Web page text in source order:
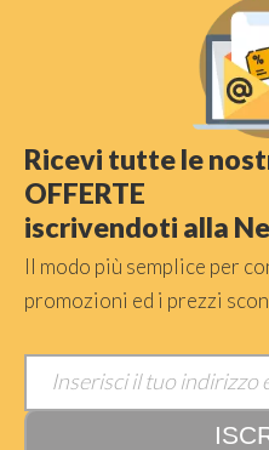
Ricevi tutte le
OFFERTE
iscrivendoti alla
Il modo più semplice per
promozioni ed i prezzi